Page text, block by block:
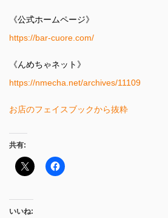
《公式ホームページ》
https://bar-cuore.com/
《んめちゃネット》
https://nmecha.net/archives/11109
お店のフェイスブックから抜粋
共有:
いいね: